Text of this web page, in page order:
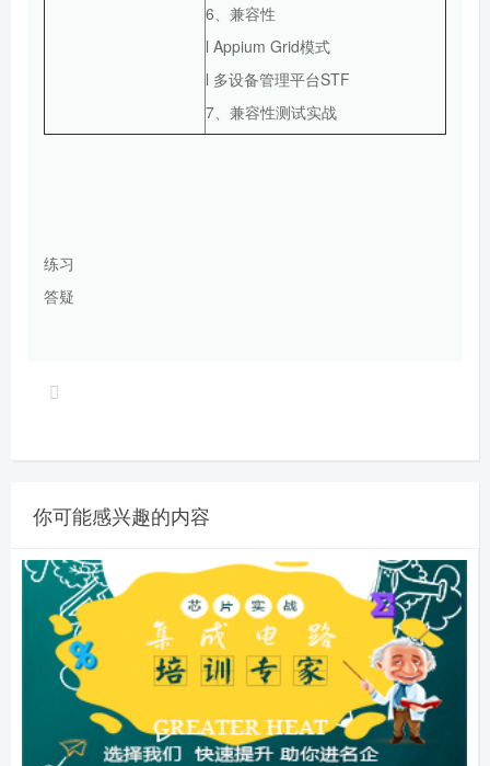
6、兼容性
l Appium Grid模式
l 多设备管理平台STF
7、兼容性测试实战
练习
答疑
你可能感兴趣的内容